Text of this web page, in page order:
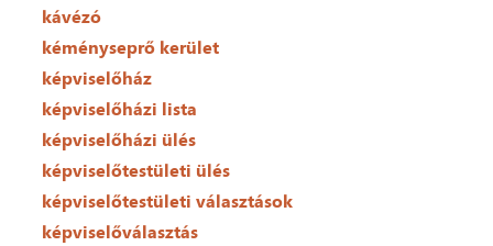
kávézó
kéményseprő kerület
képviselőház
képviselőházi lista
képviselőházi ülés
képviselőtestületi ülés
képviselőtestületi választások
képviselőválasztás